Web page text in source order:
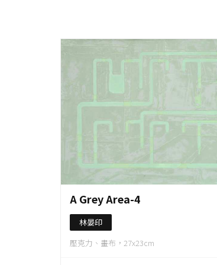
A Grey Area-4
林晏印
壓克力、畫布，27x23cm